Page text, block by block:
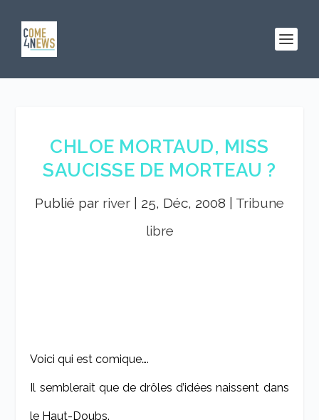
CHLOE MORTAUD, MISS
SAUCISSE DE MORTEAU ?
Publié par river 25, Déc, 2008
Tribune
libre
Voici qui est comique….
Il semblerait que de drôles d’idées naissent dans
le Haut-Doubs.